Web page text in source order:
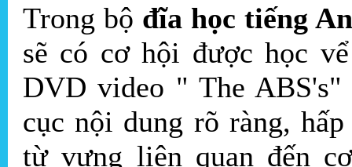
Trong bộ đĩa học tiếng
sẽ có cơ hội được học
DVD video " The ABS's"
cục nội dung rõ ràng,
từ vựng liên quan đến